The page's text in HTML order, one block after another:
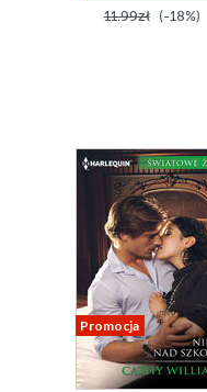
11.99zł (-18%)
Promocja